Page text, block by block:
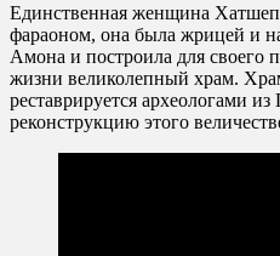
Единственная женщина
фараоном, она была жрицей и
Амона и построила для своего
жизни великолепный храм.
реставрируется археологами
реконструкцию этого